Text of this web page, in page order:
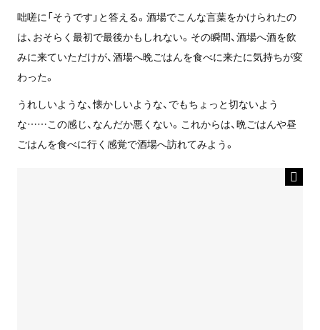
咄嗟に「そうです」と答える。酒場でこんな言葉をかけられたの
は、おそらく最初で最後かもしれない。その瞬間、酒場へ酒を飲
みに来ていただけが、酒場へ晩ごはんを食べに来たに気持ちが変
わった。
うれしいような、懐かしいような、でもちょっと切ないよう
な……この感じ、なんだか悪くない。これからは、晩ごはんや昼
ごはんを食べに行く感覚で酒場へ訪れてみよう。